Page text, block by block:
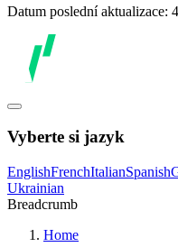
Datum poslední aktualizace:
Vyberte si jazyk
EnglishFrenchItalianSpanish
Ukrainian
Breadcrumb
Home